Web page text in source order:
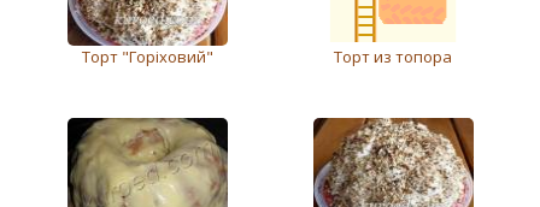
Торт "Горіховий" Торт из топора